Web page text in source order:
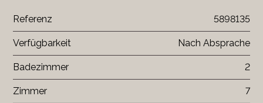
Referenz 5898135
Verfügbarkeit Nach Absprache
Badezimmer 2
Zimmer 7